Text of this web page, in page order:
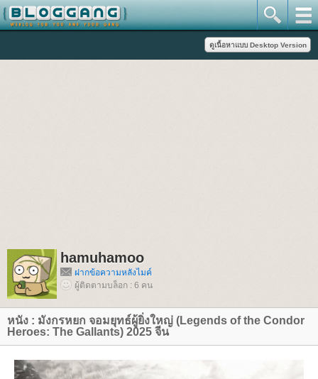
hamuhamoo
ฝากข้อความหลังไมค์
ผู้ติดตามบล็อก : 6 คน
หนัง : มังกรหยก จอมยุทธ์ผู้ยิ่งใหญ่ (Legends of the Condor
Heroes: The Gallants) 2025 จีน